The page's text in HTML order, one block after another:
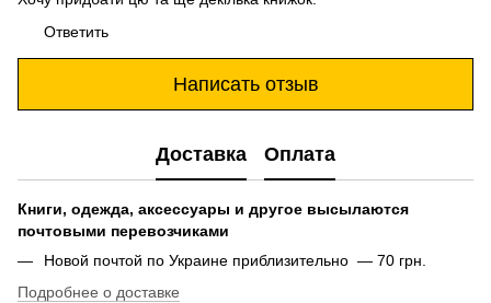
Ответить
Написать отзыв
Доставка Оплата
Книги, одежда, аксессуары и другое высылаются
почтовыми перевозчиками
Новой почтой по Украине приблизительно — 70 грн.
Подробнее о доставке